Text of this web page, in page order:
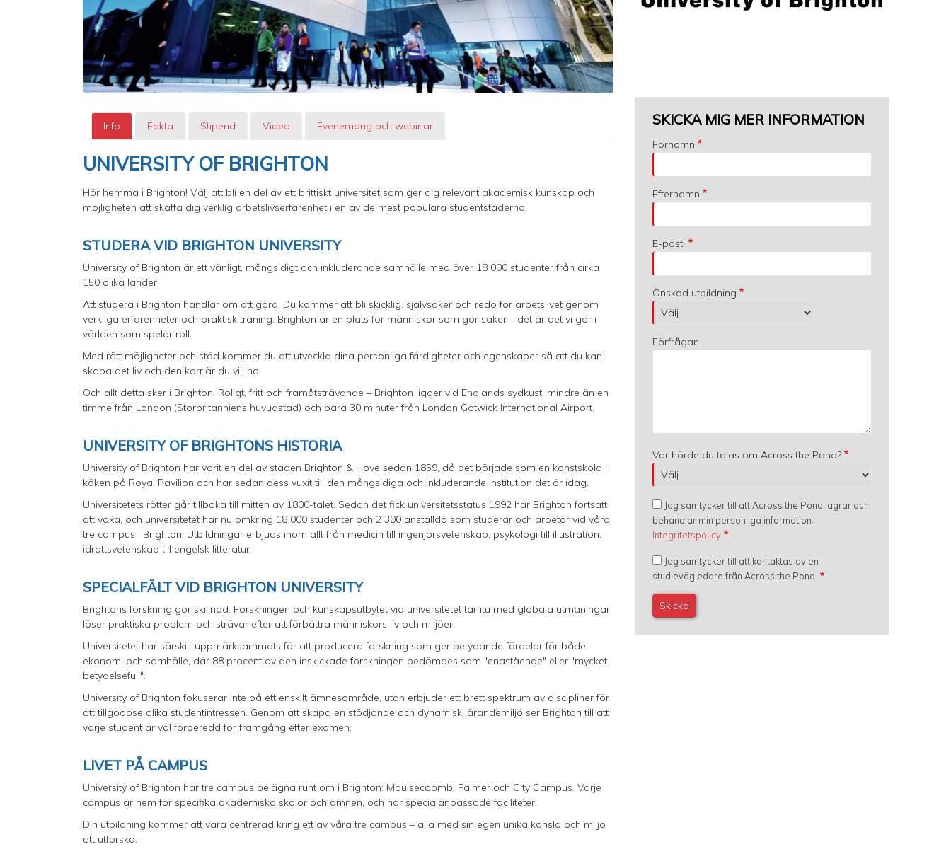
Info Fakta Stipend Video Evenemang och webinar
UNIVERSITY OF BRIGHTON
Hör hemma i Brighton! Välj att bli en del av ett brittiskt universitet som ger dig relevant akademisk kunskap och
möjligheten att skaffa dig verklig arbetslivserfarenhet i en av de mest populära studentstäderna.
STUDERA VID BRIGHTON UNIVERSITY
University of Brighton är ett vänligt, mångsidigt och inkluderande samhälle med över 18 000 studenter från cirka
150 olika länder.
Att studera i Brighton handlar om att göra. Du kommer att bli skicklig, självsäker och redo för arbetslivet genom
verkliga erfarenheter och praktisk träning. Brighton är en plats för människor som gör saker – det är det vi gör i
världen som spelar roll.
Med rätt möjligheter och stöd kommer du att utveckla dina personliga färdigheter och egenskaper så att du kan
skapa det liv och den karriär du vill ha.
Och allt detta sker i Brighton. Roligt, fritt och framåtsträvande – Brighton ligger vid Englands sydkust, mindre än en
timme från London (Storbritanniens huvudstad) och bara 30 minuter från London Gatwick International Airport.
UNIVERSITY OF BRIGHTONS HISTORIA
University of Brighton har varit en del av staden Brighton & Hove sedan 1859, då det började som en konstskola i
köken på Royal Pavilion och har sedan dess vuxit till den mångsidiga och inkluderande institution det är idag.
Universitetets rötter går tillbaka till mitten av 1800-talet. Sedan det fick universitetsstatus 1992 har Brighton fortsatt
att växa, och universitetet har nu omkring 18 000 studenter och 2 300 anställda som studerar och arbetar vid våra
tre campus i Brighton. Utbildningar erbjuds inom allt från medicin till ingenjörsvetenskap, psykologi till illustration,
idrottsvetenskap till engelsk litteratur.
SPECIALFÄLT VID BRIGHTON UNIVERSITY
Brightons forskning gör skillnad. Forskningen och kunskapsutbytet vid universitetet tar itu med globala utmaningar,
löser praktiska problem och strävar efter att förbättra människors liv och miljöer.
Universitetet har särskilt uppmärksammats för att producera forskning som ger betydande fördelar för både
ekonomi och samhälle, där 88 procent av den inskickade forskningen bedömdes som "enastående" eller "mycket
betydelsefull".
University of Brighton fokuserar inte på ett enskilt ämnesområde, utan erbjuder ett brett spektrum av discipliner för
att tillgodose olika studentintressen. Genom att skapa en stödjande och dynamisk lärandemiljö ser Brighton till att
varje student är väl förberedd för framgång efter examen.
LIVET PÅ CAMPUS
University of Brighton har tre campus belägna runt om i Brighton: Moulsecoomb, Falmer och City Campus. Varje
campus är hem för specifika akademiska skolor och ämnen, och har specialanpassade faciliteter.
Din utbildning kommer att vara centrerad kring ett av våra tre campus – alla med sin egen unika känsla och miljö
att utforska.
SKICKA MIG MER INFORMATION
Förnamn
Efternamn
E-post
Önskad utbildning
Förfrågan
Var hörde du talas om Across the Pond?
Jag samtycker till att Across the Pond lagrar och
behandlar min personliga information.
Integritetspolicy
Jag samtycker till att kontaktas av en
studievägledare från Across the Pond